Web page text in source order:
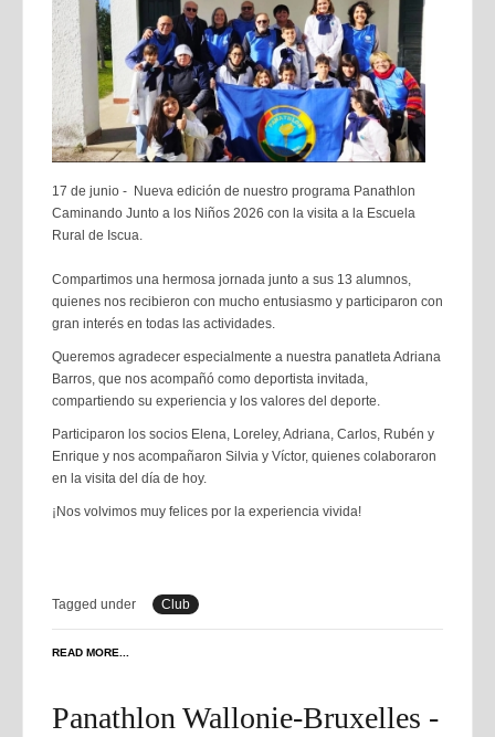
17 de junio - Nueva edición de nuestro programa Panathlon
Caminando Junto a los Niños 2026 con la visita a la Escuela
Rural de Iscua.
Compartimos una hermosa jornada junto a sus 13 alumnos,
quienes nos recibieron con mucho entusiasmo y participaron con
gran interés en todas las actividades.
Queremos agradecer especialmente a nuestra panatleta Adriana
Barros, que nos acompañó como deportista invitada,
compartiendo su experiencia y los valores del deporte.
Participaron los socios Elena, Loreley, Adriana, Carlos, Rubén y
Enrique y nos acompañaron Silvia y Víctor, quienes colaboraron
en la visita del día de hoy.
¡Nos volvimos muy felices por la experiencia vivida!
Tagged under Club
READ MORE...
Panathlon Wallonie-Bruxelles -